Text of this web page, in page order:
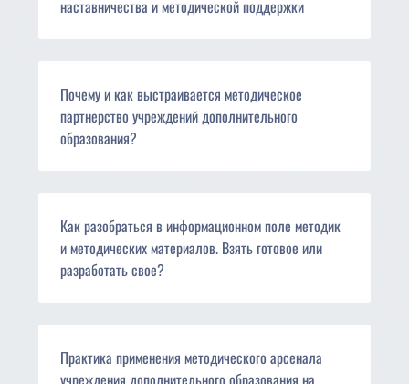
наставничества и методической поддержки
Почему и как выстраивается методическое
партнерство учреждений дополнительного
образования?
Как разобраться в информационном поле методик
и методических материалов. Взять готовое или
разработать свое?
Практика применения методического арсенала
учреждения дополнительного образования на